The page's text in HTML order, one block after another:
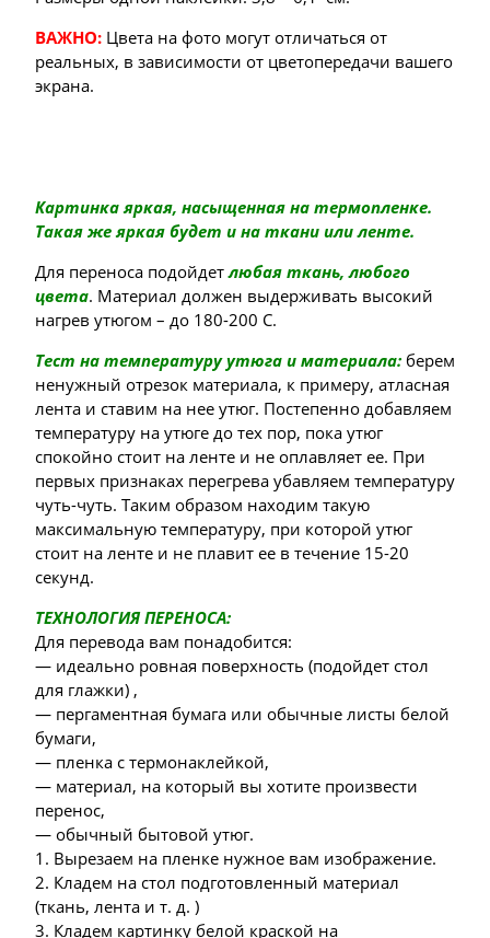
ВАЖНО: Цвета на фото могут отличаться от
реальных, в зависимости от цветопередачи вашего
экрана.
Картинка яркая, насыщенная на термопленке.
Такая же яркая будет и на ткани или ленте.
Для переноса подойдетлюбая ткань, любого
цвета. Материал должен выдерживать высокий
нагрев утюгом – до 180-200 С.
Тест на температуру утюга и материала: берем
ненужный отрезок материала, к примеру, атласная
лента и ставим на нее утюг. Постепенно добавляем
температуру на утюге до тех пор, пока утюг
спокойно стоит на ленте и не оплавляет ее. При
первых признаках перегрева убавляем температуру
чуть-чуть. Таким образом находим такую
максимальную температуру, при которой утюг
стоит на ленте и не плавит ее в течение 15-20
секунд.
ТЕХНОЛОГИЯ ПЕРЕНОСА:
Для перевода вам понадобится:
— идеально ровная поверхность (подойдет стол
для глажки) ,
— пергаментная бумага или обычные листы белой
бумаги,
— пленка с термонаклейкой,
— материал, на который вы хотите произвести
перенос,
— обычный бытовой утюг.
1. Вырезаем на пленке нужное вам изображение.
2. Кладем на стол подготовленный материал
(ткань, лента и т. д. )
3. Кладем картинку белой краской на